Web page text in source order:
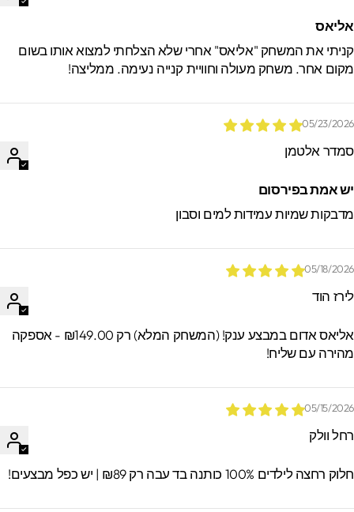
את המשחק "אליאס" אחרי שלא הצלחתי למצוא אותו בשום
אחר. משחק מעולה וחוויית קנייה נעימה. ממליצה!
05/23/
אלטמן
אמת בפירסום
שמיות עמידות למים וסבון
05/18/
הוד
אליאס אדום במבצע ענק! (המשחק המלא) רק ₪149.00 - אספקה
עם שליח!
05/15/
וולק
רחצה לילדים 100% כותנה בד עבה רק ₪89 | יש כפל מבצעים!